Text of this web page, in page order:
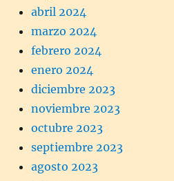
abril 2024
marzo 2024
febrero 2024
enero 2024
diciembre 2023
noviembre 2023
octubre 2023
septiembre 2023
agosto 2023